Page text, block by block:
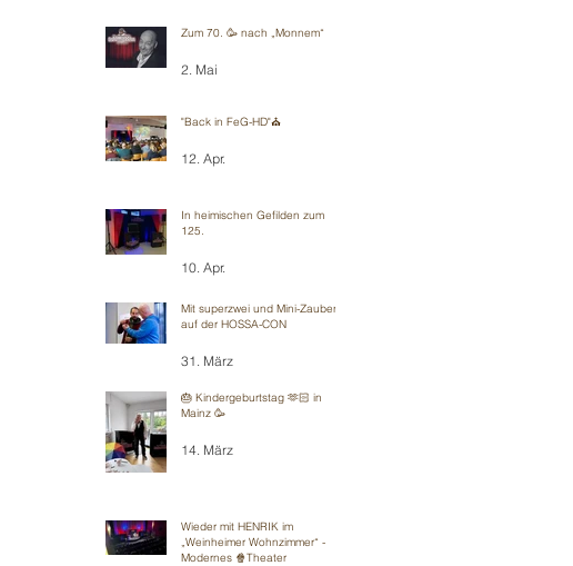
Zum 70. 🥳 nach „Monnem“
2. Mai
"Back in FeG-HD"⛪️
12. Apr.
In heimischen Gefilden zum
125.
10. Apr.
Mit superzwei und Mini-Zauberei
auf der HOSSA-CON
31. März
🎂 Kindergeburtstag 🫶🏻 in
Mainz 🥳
14. März
Wieder mit HENRIK im
„Weinheimer Wohnzimmer“ -
Modernes 🍿Theater